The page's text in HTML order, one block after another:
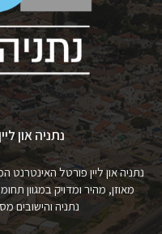
נתניה און
נתניה און ליין פורטל
מאוזן, מהיר ומדויק במגוון
נתניה והישובים מסביב.